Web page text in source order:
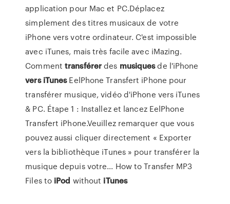
application pour Mac et PC.Déplacez
simplement des titres musicaux de votre
iPhone vers votre ordinateur. C'est impossible
avec iTunes, mais très facile avec iMazing.
Commenttransférerdes musiquesde l'iPhone
vers iTunesEelPhone Transfert iPhone pour
transférer musique, vidéo d'iPhone vers iTunes
& PC. Étape 1 : Installez et lancez EelPhone
Transfert iPhone.Veuillez remarquer que vous
pouvez aussi cliquer directement « Exporter
vers la bibliothèque iTunes » pour transférer la
musique depuis votre... How to Transfer MP3
Files to iPod without iTunes